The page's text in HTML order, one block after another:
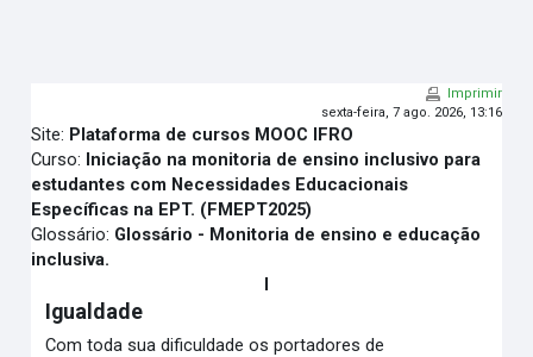
Imprimir
sexta-feira, 7 ago. 2026, 13:16
Site: Plataforma de cursos MOOC IFRO
Curso: Iniciação na monitoria de ensino inclusivo para
estudantes com Necessidades Educacionais
Específicas na EPT. (FMEPT2025)
Glossário: Glossário - Monitoria de ensino e educação
inclusiva.
I
Igualdade
Com toda sua dificuldade os portadores de